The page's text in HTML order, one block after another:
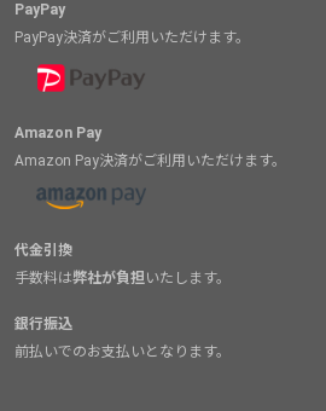
PayPay
PayPay決済がご利用いただけます。
Amazon Pay
Amazon Pay決済がご利用いただけます。
代金引換
手数料は弊社が負担いたします。
銀行振込
前払いでのお支払いとなります。